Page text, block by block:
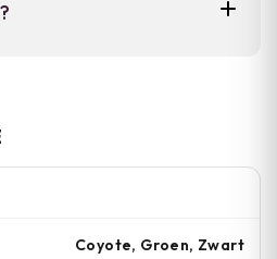
of zonlicht.
Coyote, Groen, Zwart